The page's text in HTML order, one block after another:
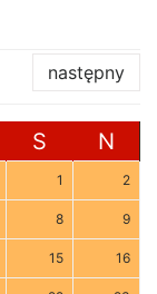
następny
S N
1 2
8 9
15 16